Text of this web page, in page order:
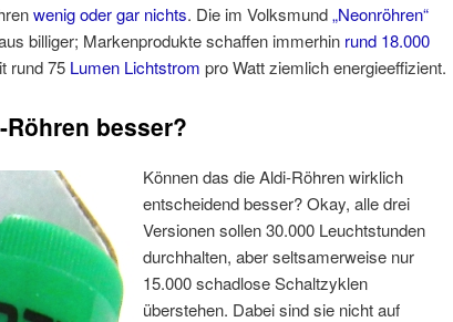
wenig oder gar nichts. Die im Volksmund„Neonröhren“
billiger; Markenprodukte schaffen immerhin rund 18.000
rund 75 Lumen Lichtstrom pro Watt ziemlich energieeffizient.
besser?
Können das die Aldi-Röhren wirklich
entscheidend besser? Okay, alle drei
Versionen sollen 30.000 Leuchtstunden
durchhalten, aber seltsamerweise nur
15.000 schadlose Schaltzyklen
überstehen. Dabei sind sie nicht auf